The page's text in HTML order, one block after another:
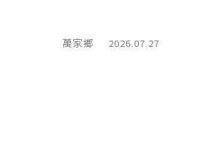
萬家鄉 2026.07.27